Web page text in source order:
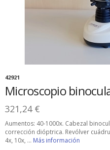
42921
Microscopio
321,24 €
Aumentos: 40-1000x. Cabezal
corrección dióptrica. Revólver
4x, 10x, ... Más información